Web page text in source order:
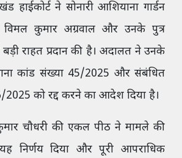
ने सोनारी आशियाना गार्डन
विमल कुमार अग्रवाल और उनके पुत्र
बड़ी राहत प्रदान की है। अदालत ने उनके
कांड संख्या 45/2025 और संबंधित
को रद्द करने का आदेश दिया है।
चौधरी की एकल पीठ ने मामले की
निर्णय दिया और पूरी आपराधिक